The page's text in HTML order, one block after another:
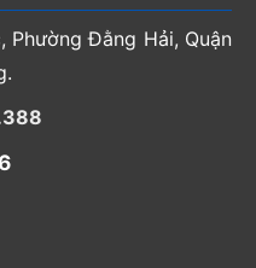
Đằng Hải, Quận